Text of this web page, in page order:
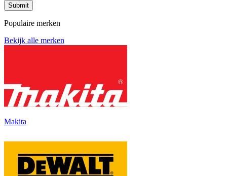
Submit
Populaire merken
Bekijk alle merken
Makita